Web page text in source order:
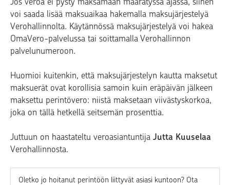
voi saada lisää maksuaikaa hakemalla maksujärjestelyä
Verohallinnolta. Käytännössä maksujärjestelyä voi hakea
OmaVero-palvelussa tai soittamalla Verohallinnon
palvelunumeroon.
Huomioi kuitenkin, että maksujärjestelyn kautta maksetut
maksuerät ovat korollisia samoin kuin eräpäivän jälkeen
maksettu perintövero: niistä maksetaan viivästyskorkoa,
joka on tällä hetkellä seitsemän prosenttia.
Juttuun on haastateltu veroasiantuntija Jutta Kuuselaa
Verohallinnosta.
Oletko jo hoitanut perintöön liittyvät asiasi kuntoon? Ota